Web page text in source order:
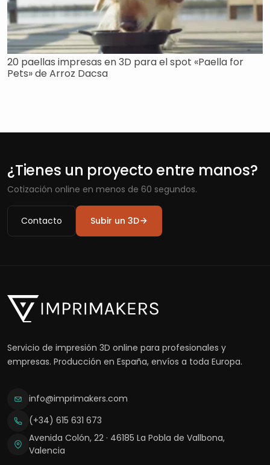
20 paellas impresas en 3D para el spot «Paella for
Pets» de Arroz Dacsa
¿Tienes un proyecto entre manos?
Cotización online en menos de 60 segundos.
Contacto Subir un 3D
Servicio de impresión 3D online para profesionales y
empresas. Producción en España, envíos a toda Europa.
info@imprimakers.com
(+34) 615 631 673
Avenida Colón, 22 · 46185 La Pobla de Vallbona,
Valencia